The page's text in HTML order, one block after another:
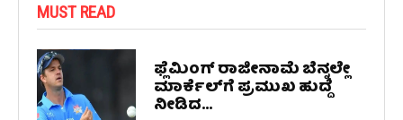
MUST READ
ಫ್ಲೆಮಿಂಗ್ ರಾಜೀನಾಮೆ ಬೆನ್ನಲ್ಲೇ
ಮಾರ್ಕೆಲ್‌ಗೆ ಪ್ರಮುಖ ಹುದ್ದೆ
ನೀಡಿದ...